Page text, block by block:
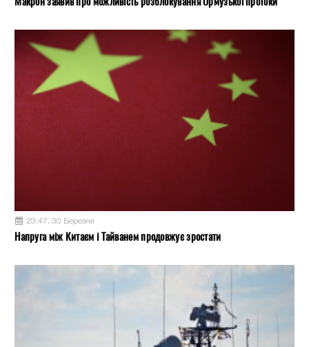
23:47, 30 Березня
Напруга між Китаєм і Тайванем продовжує зростати